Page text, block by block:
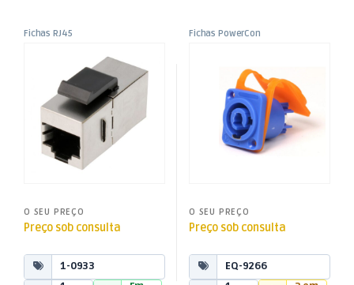
Fichas RJ45
Cat5 RJ45 Fêmea / Fêmea
O SEU PREÇO
Preço sob consulta
1-0933
Fichas PowerCon
O SEU PREÇO
Preço sob consulta
EQ-9266